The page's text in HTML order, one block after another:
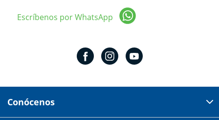
Escríbenos por WhatsApp
Conócenos